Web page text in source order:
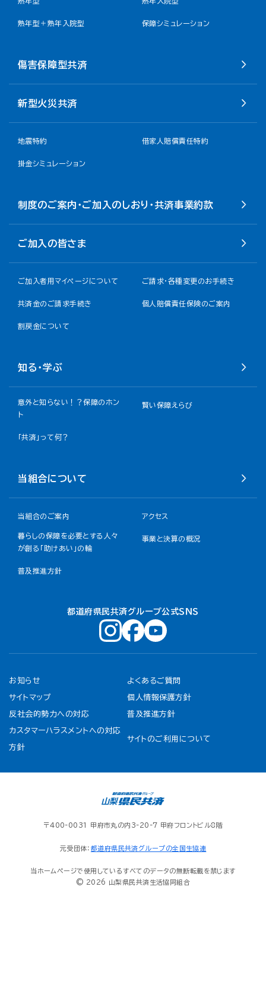
熟年型＋熟年入院型 保障シミュレーション
傷害保障型共済
新型火災共済
地震特約 借家人賠償責任特約
掛金シミュレーション
制度のご案内・ご加入のしおり・共済事業約款
ご加入の皆さま
ご加入者用マイページについて ご請求・各種変更のお手続き
共済金のご請求手続き 個人賠償責任保険のご案内
割戻金について​
知る・学ぶ
意外と知らない！？保障のホン
ト
賢い保障えらび
「共済」って何？
当組合について
当組合のご案内 アクセス
暮らしの保障を必要とする人々
が創る「助けあい」の輪
事業と決算の概況
普及推進方針
都道府県民共済グループ公式ＳＮＳ
お知らせ よくあるご質問
サイトマップ 個人情報保護方針
反社会的勢力への対応 普及推進方針
カスタマーハラスメントへの対応
方針
サイトのご利用について
〒400-0031 甲府市丸の内3-20-7 甲府フロントビル8階
元受団体： 都道府県民共済グループの全国生協連
当ホームページで使用しているすべてのデータの無断転載を禁じます
© 2026 山梨県民共済生活協同組合